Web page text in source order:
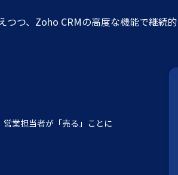
つつ、Zoho CRMの高度な機能で継続
業担当者が「売る」ことに